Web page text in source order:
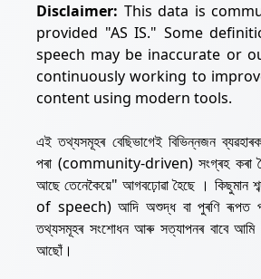
Disclaimer: This data is
provided "AS IS." Some
speech may be inaccurate or
continuously working to
content using modern tools.
এই তথ্যসমূহৰ বেছিভাগেই বিভিন্নজন
পৰা (community-driven) সংগ্ৰহ কৰা
আছে তেনেকৈয়ে" আগবঢ়োৱা হৈছে । কিছুমান
of speech) আদি অশুদ্ধ বা পুৰণি ৰূপত
তথ্যসমূহৰ সংশোধন আৰু সত্যাপনৰ বাবে আমি
আছোঁ।